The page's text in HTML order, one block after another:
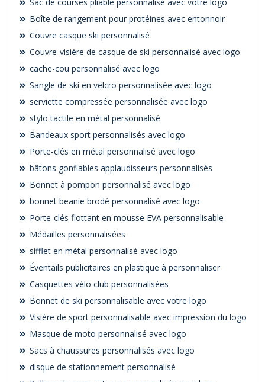
Boîte de rangement pour protéines avec entonnoir
Couvre casque ski personnalisé
Couvre-visière de casque de ski personnalisé avec logo
cache-cou personnalisé avec logo
Sangle de ski en velcro personnalisée avec logo
serviette compressée personnalisée avec logo
stylo tactile en métal personnalisé
Bandeaux sport personnalisés avec logo
Porte-clés en métal personnalisé avec logo
bâtons gonflables applaudisseurs personnalisés
Bonnet à pompon personnalisé avec logo
bonnet beanie brodé personnalisé avec logo
Porte-clés flottant en mousse EVA personnalisable
Médailles personnalisées
sifflet en métal personnalisé avec logo
Éventails publicitaires en plastique à personnaliser
Casquettes vélo club personnalisées
Bonnet de ski personnalisable avec votre logo
Visière de sport personnalisable avec impression du logo
Masque de moto personnalisé avec logo
Sacs à chaussures personnalisés avec logo
disque de stationnement personnalisé